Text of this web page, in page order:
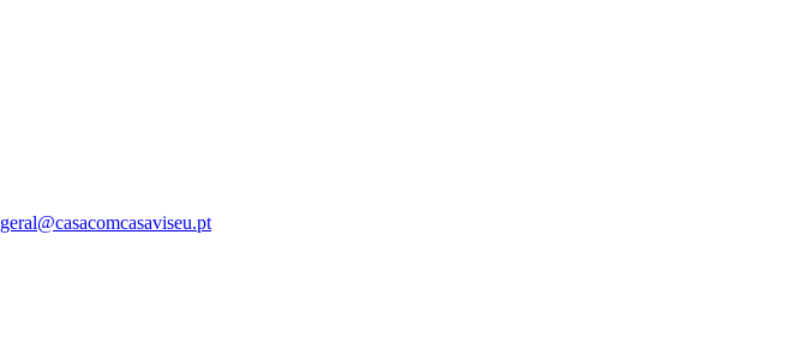
geral@casacomcasaviseu.pt